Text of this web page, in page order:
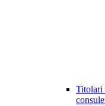
Titolari